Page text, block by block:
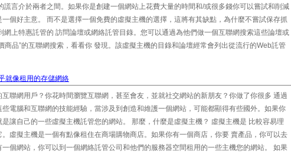
言介於兩者之間。如果你是創建一個網站上花費大量的時間和/或很多錢你可以嘗試和削減
個好主意。 而不是選擇一個免費的虛擬主機的選擇，這將有其缺點，為什麼不嘗試保存抓
上特惠託管的 訪問論壇或網絡託管目錄。您可以通過為他們做一個互聯網搜索這些論壇或
商品”的互聯網搜索，看看你 發現。該虛擬主機的目錄和論壇經常會列出從流行的Web託管
就像租用的存儲網絡
聯網用戶？你花時間瀏覽互聯網，甚至會友，並就社交網站的新朋友？你做了你很多 通過
電腦和互聯網的技能經驗，當涉及到創造和維護一個網站，可能都顯得有些國外。如果你
讓自己的一些虛擬主機託管您的網站。 那麼，什麼是虛擬主機？ 虛擬主機是 比較容易理
虛擬主機是一個有點像租住在商場購物商店。如果你有一個商店，你要 賣產品，你可以去
個網站，你可以到一個網絡託管公司和他們的服務器空間租用的一些主機您的網站。 如果